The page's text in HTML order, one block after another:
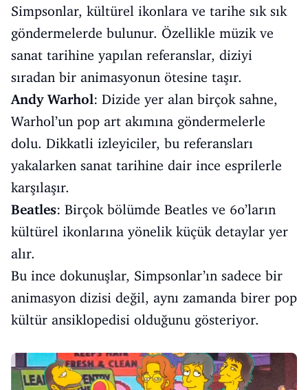
Simpsonlar, kültürel ikonlara ve tarihe sık sık
göndermelerde bulunur. Özellikle müzik ve
sanat tarihine yapılan referanslar, diziyi
sıradan bir animasyonun ötesine taşır.
Andy Warhol: Dizide yer alan birçok sahne,
Warhol’un pop art akımına göndermelerle
dolu. Dikkatli izleyiciler, bu referansları
yakalarken sanat tarihine dair ince esprilerle
karşılaşır.
Beatles: Birçok bölümde Beatles ve 60’ların
kültürel ikonlarına yönelik küçük detaylar yer
alır.
Bu ince dokunuşlar, Simpsonlar’ın sadece bir
animasyon dizisi değil, aynı zamanda birer pop
kültür ansiklopedisi olduğunu gösteriyor.